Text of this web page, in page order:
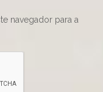
navegador para a